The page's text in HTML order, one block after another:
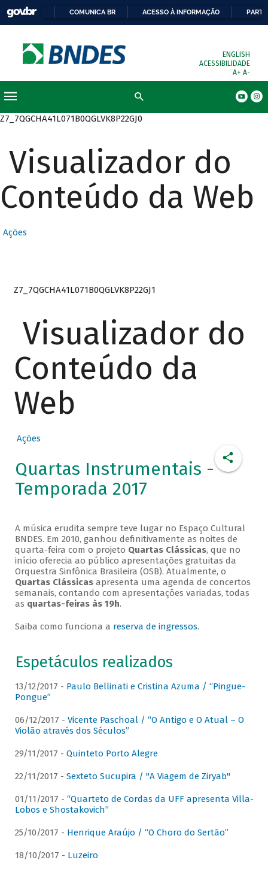
COMUNICA BR ACESSO À INFORMAÇÃO
ENGLISH
ACESSIBILIDADE
A+ A-
Z7_7QGCHA41L071B0QGLVK8P22GJ0
Visualizador do
Conteúdo da Web
Ações
Z7_7QGCHA41L071B0QGLVK8P22GJ1
Visualizador do
Conteúdo da
Web
Ações
Quartas Instrumentais -
Temporada 2017
A música erudita sempre teve lugar no Espaço Cultural
BNDES. Em 2010, ganhou definitivamente as noites de
quarta-feira com o projeto Quartas Clássicas, que no
início oferecia ao público apresentações gratuitas da
Orquestra Sinfônica Brasileira (OSB). Atualmente, o
Quartas Clássicasapresenta uma agenda de concertos
semanais, contando com apresentações variadas, todas
as quartas-feiras às 19h.
Saiba como funciona a reserva de ingressos.
Espetáculos realizados
13/12/2017 - Paulo Bellinati e Cristina Azuma / “Pingue-
Pongue”
06/12/2017 - Vicente Paschoal / “O Antigo e O Atual – O
Violão através dos Séculos”
29/11/2017 - Quinteto Porto Alegre
22/11/2017 - Sexteto Sucupira / "A Viagem de Ziryab"
01/11/2017 - “Quarteto de Cordas da UFF apresenta Villa-
Lobos e Shostakovich”
25/10/2017 - Henrique Araújo / “O Choro do Sertão”
18/10/2017 - Luzeiro